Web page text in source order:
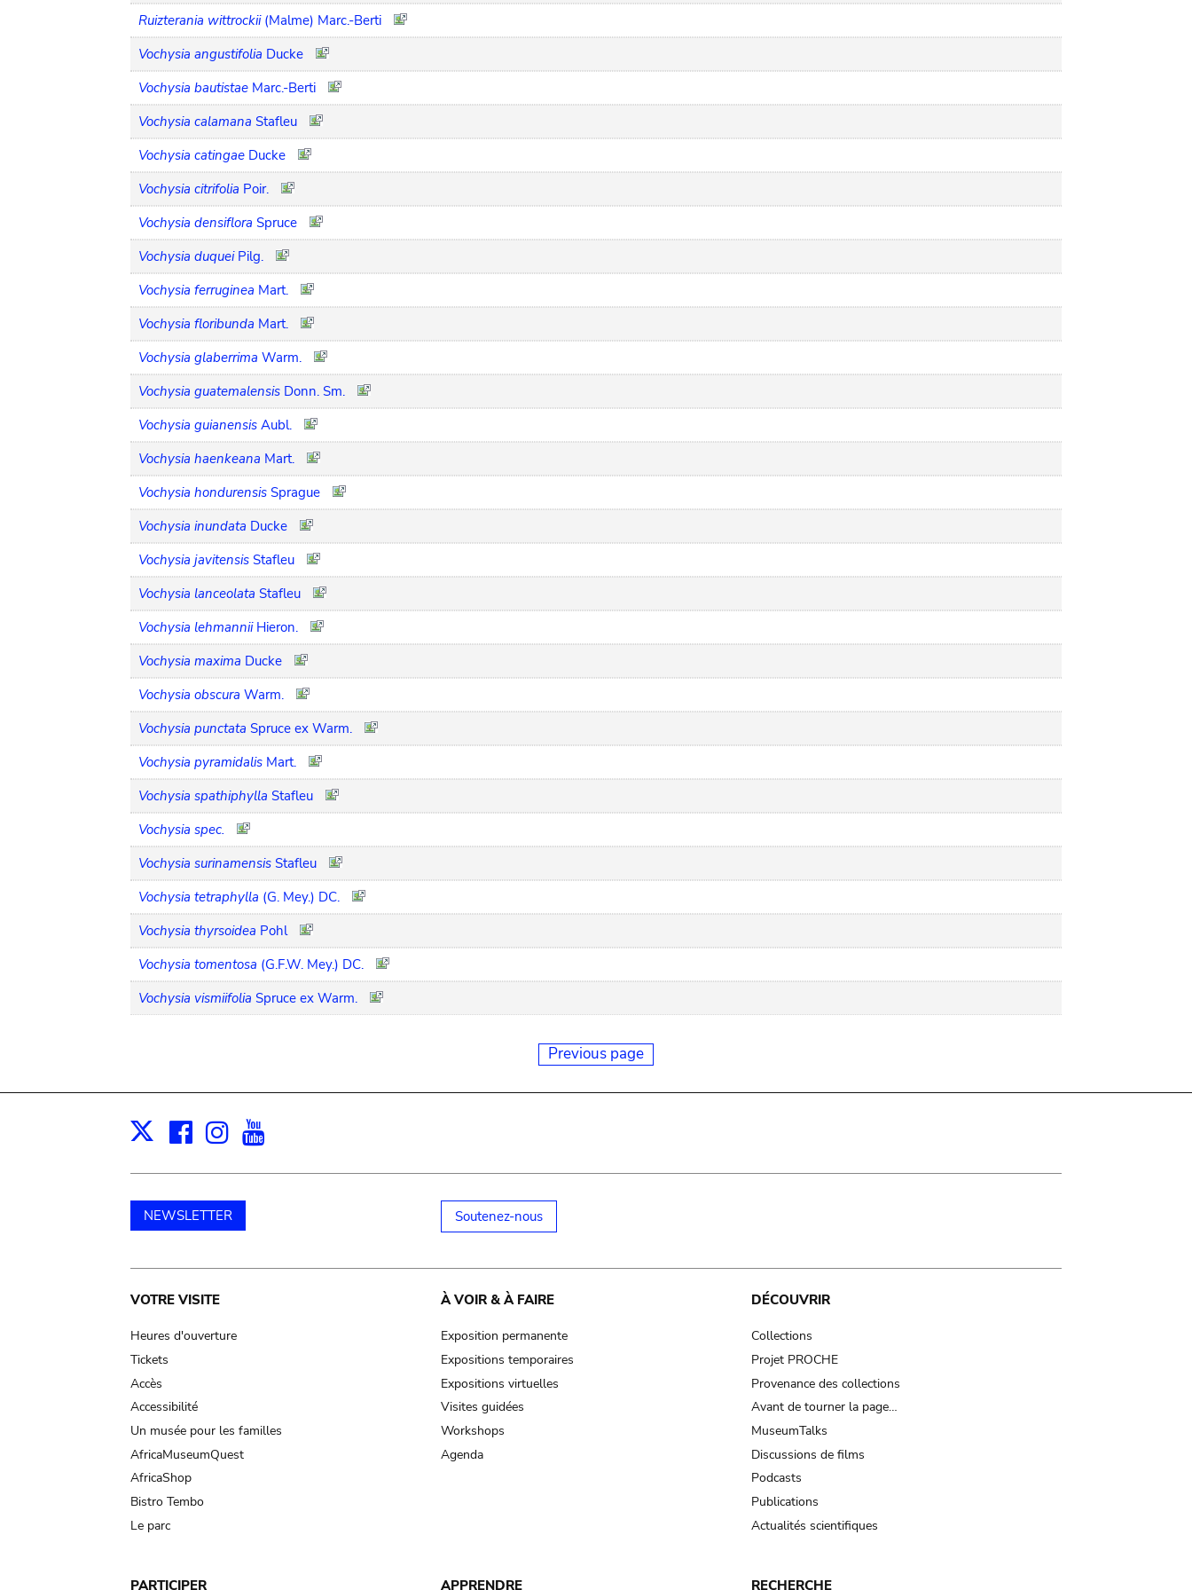
Ruizterania wittrockii (Malme) Marc.-Berti
Vochysia angustifolia Ducke
Vochysia bautistae Marc.-Berti
Vochysia calamana Stafleu
Vochysia catingae Ducke
Vochysia citrifolia Poir.
Vochysia densiflora Spruce
Vochysia duquei Pilg.
Vochysia ferruginea Mart.
Vochysia floribunda Mart.
Vochysia glaberrima Warm.
Vochysia guatemalensis Donn. Sm.
Vochysia guianensis Aubl.
Vochysia haenkeana Mart.
Vochysia hondurensis Sprague
Vochysia inundata Ducke
Vochysia javitensis Stafleu
Vochysia lanceolata Stafleu
Vochysia lehmannii Hieron.
Vochysia maxima Ducke
Vochysia obscura Warm.
Vochysia punctata Spruce ex Warm.
Vochysia pyramidalis Mart.
Vochysia spathiphylla Stafleu
Vochysia spec.
Vochysia surinamensis Stafleu
Vochysia tetraphylla (G. Mey.) DC.
Vochysia thyrsoidea Pohl
Vochysia tomentosa (G.F.W. Mey.) DC.
Vochysia vismiifolia Spruce ex Warm.
Previous page
X Facebook
Instagram
NEWSLETTER Soutenez-nous
Main
navigation
VOTRE VISITE
Heures d'ouverture
Tickets
Accès
Accessibilité
Un musée pour les familles
AfricaMuseumQuest
AfricaShop
Bistro Tembo
Le parc
À VOIR & À FAIRE
Exposition permanente
Expositions temporaires
Expositions virtuelles
Visites guidées
Workshops
Agenda
DÉCOUVRIR
Collections
Projet PROCHE
Provenance des collections
Avant de tourner la page…
MuseumTalks
Discussions de films
Podcasts
Publications
Actualités scientifiques
PARTICIPER APPRENDRE RECHERCHE